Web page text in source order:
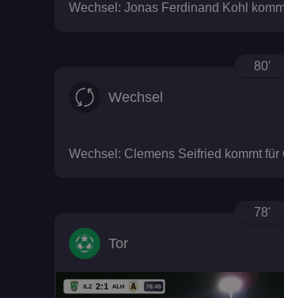
Wechsel: Jonas Ferdinand Kohl
80'
Wechsel
Wechsel: Clemens Seifried kommt für
78'
Tor